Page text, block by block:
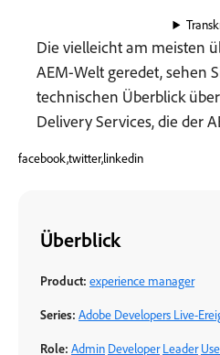
Die vielleicht am meisten
AEM-Welt geredet, sehen
technischen Überblick
Delivery Services, die der
facebook,twitter,linkedin
Überblick
Product: experience manager
Series: Adobe Developers Live-
Role: Admin Developer Leader